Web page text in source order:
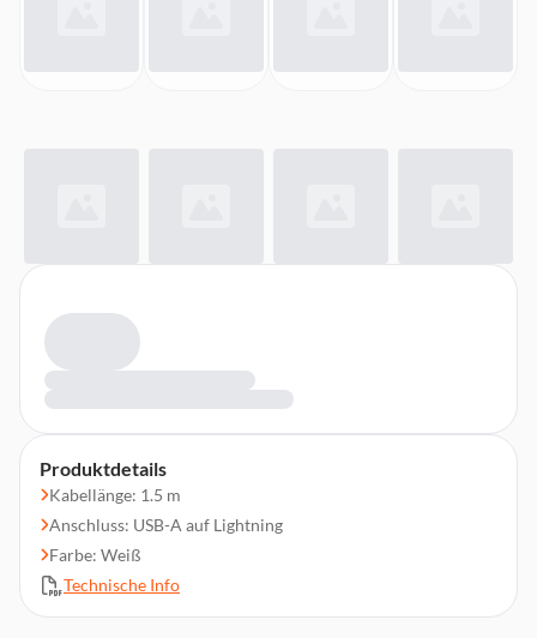
Produktdetails
Kabellänge: 1.5 m
Anschluss: USB-A auf Lightning
Farbe: Weiß
Technische Info